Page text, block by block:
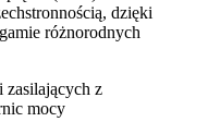
dzięki
różnorodnych
zasilających z
mocy